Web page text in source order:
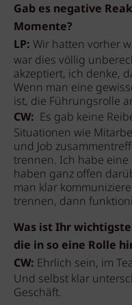
Gab es negative
Momente?
LP: Wir hatten vorher
war dies völlig
akzeptiert, ich denke,
Wenn man eine
ist, die Führungsrolle
CW: Es gab keine
Situationen wie
und Job
trennen. Ich habe
haben ganz offen
man klar
trennen, dann
Was ist Ihr
die in so eine Rolle
CW: Ehrlich sein, im
Und selbst klar
Geschäft.